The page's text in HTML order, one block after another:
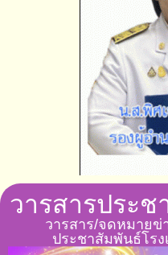
วารสารประช
วารสาร/จดหมายข่
ประชาสัมพันธ์โร